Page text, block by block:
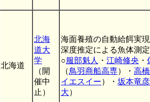
北海道
北海
道大
学
（開
催中
止）
海面養殖の自動給餌実
深度推定による魚体測定
○服部魁人 ・ 江崎修央 ・
（鳥羽商船高専）・ 高
イエスイー）・ 坂本竜彦
大）